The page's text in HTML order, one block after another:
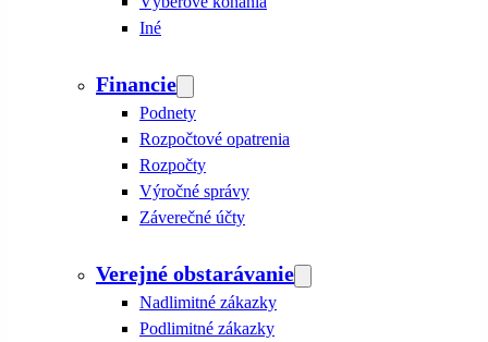
Iné
Financie
Podnety
Rozpočtové opatrenia
Rozpočty
Výročné správy
Záverečné účty
Verejné obstarávanie
Nadlimitné zákazky
Podlimitné zákazky